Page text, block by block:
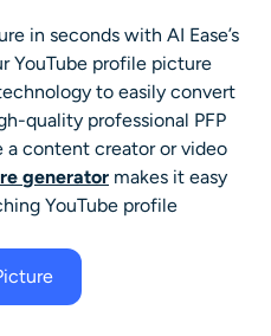
in seconds with AI Ease’s
YouTube profile picture
to easily convert
quality professional PFP
a content creator or video
generator makes it easy
YouTube profile